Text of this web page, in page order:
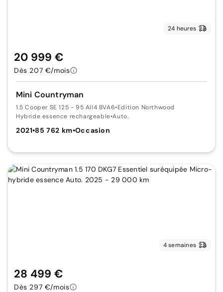
24 heures
Mini Countryman
1.5 Cooper SE 125 - 95 All4 BVA6•Edition Northwood
Hybride essence rechargeable•Auto.
2021•85 762 km•Occasion
20 999 €
Dès 207 €/mois
4 semaines
28 499 €
Dès 297 €/mois